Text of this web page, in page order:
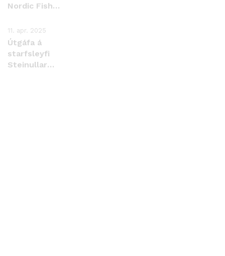
Nordic Fish
11. apr. 2025
Útgáfa á
starfsleyfi
Steinullar